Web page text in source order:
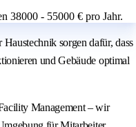
38000 - 55000 € pro Jahr.
sorgen dafür, dass
und Gebäude optimal
Management – wir